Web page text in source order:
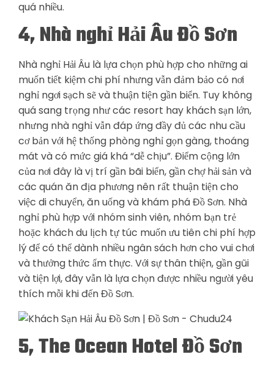
quá nhiều.
4, Nhà nghỉ Hải Âu Đồ Sơn
Nhà nghỉ Hải Âu là lựa chọn phù hợp cho những ai
muốn tiết kiệm chi phí nhưng vẫn đảm bảo có nơi
nghỉ ngơi sạch sẽ và thuận tiện gần biển. Tuy không
quá sang trọng như các resort hay khách sạn lớn,
nhưng nhà nghỉ vẫn đáp ứng đầy đủ các nhu cầu
cơ bản với hệ thống phòng nghỉ gọn gàng, thoáng
mát và có mức giá khá “dễ chịu”. Điểm cộng lớn
của nơi đây là vị trí gần bãi biển, gần chợ hải sản và
các quán ăn địa phương nên rất thuận tiện cho
việc di chuyển, ăn uống và khám phá Đồ Sơn. Nhà
nghỉ phù hợp với nhóm sinh viên, nhóm bạn trẻ
hoặc khách du lịch tự túc muốn ưu tiên chi phí hợp
lý để có thể dành nhiều ngân sách hơn cho vui chơi
và thưởng thức ẩm thực. Với sự thân thiện, gần gũi
và tiện lợi, đây vẫn là lựa chọn được nhiều người yêu
thích mỗi khi đến Đồ Sơn.
5, The Ocean Hotel Đồ Sơn